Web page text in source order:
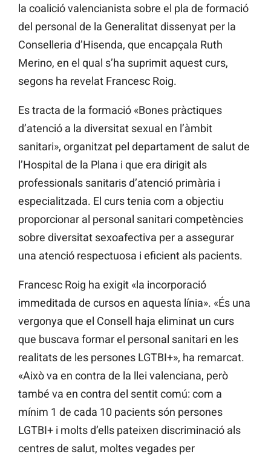
la coalició valencianista sobre el pla de formació
del personal de la Generalitat dissenyat per la
Conselleria d’Hisenda, que encapçala Ruth
Merino, en el qual s’ha suprimit aquest curs,
segons ha revelat Francesc Roig.
Es tracta de la formació «Bones pràctiques
d’atenció a la diversitat sexual en l’àmbit
sanitari», organitzat pel departament de salut de
l’Hospital de la Plana i que era dirigit als
professionals sanitaris d’atenció primària i
especialitzada. El curs tenia com a objectiu
proporcionar al personal sanitari competències
sobre diversitat sexoafectiva per a assegurar
una atenció respectuosa i eficient als pacients.
Francesc Roig ha exigit «la incorporació
immeditada de cursos en aquesta línia». «És una
vergonya que el Consell haja eliminat un curs
que buscava formar el personal sanitari en les
realitats de les persones LGTBI+», ha remarcat.
«Això va en contra de la llei valenciana, però
també va en contra del sentit comú: com a
mínim 1 de cada 10 pacients són persones
LGTBI+ i molts d’ells pateixen discriminació als
centres de salut, moltes vegades per